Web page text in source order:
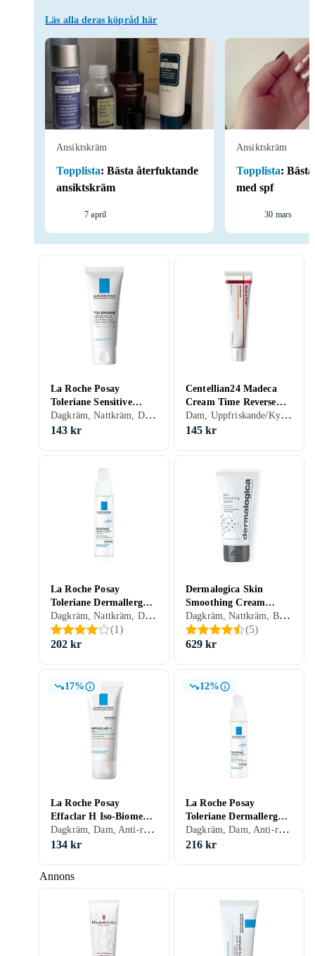
Annons
Läs alla deras köpråd här
Ansiktskräm
Topplista: Bästa återfuktande
ansiktskräm
7 april
Ansiktskräm
Topplista:
med spf
30 mars
La Roche Posay
Toleriane Sensitive
Creme 40ml
Dagkräm, Nattkräm, Dam, Herr, Avslappnande, Mjukgörande, Uppfriskande/Kylande, Återfuktande, Regenererande, Lugnande, Torr, Känslig
143 kr
Centellian24 Madeca
Cream Time Reverse
Fuktkräm 50ml
Dam, Uppfriskande/Kylande, Återfuktande, Uppstramande, Regenererande, Lugnande, Mogen
145 kr
La Roche Posay
Toleriane Dermallergo
Cream 40ml
Dagkräm, Nattkräm, Dam, Herr, Anti-redness, Anti-blemish, Avslappnande, Uppfriskande/Kylande, Återfuktande, Antioxidant, Regenererande, Närande, Oljefri, Lugnande, Torr, Känslig
(1)
202 kr
Dermalogica Skin
Smoothing Cream
100ml
Dagkräm, Nattkräm, BB-cream, CC-cream, Dam, Mjukgörande, Rengörande, Uppfriskande/Kylande, Återfuktande, Lyster, Motverkar rynkor, Antioxidant, Uppstramande, Balanserande, Närande, Lugnande, Halskräm, Normal, Blandad, Torr, Alla, Mogen
(5)
629 kr
17%
La Roche Posay
Effaclar H Iso-Biome
Moisturizer 40ml
Dagkräm, Dam, Anti-redness, Anti-blemish, Rengörande, Uppfriskande/Kylande, Återfuktande, Regenererande, Balanserande, Lugnande, Torr, Fet, Känslig
134 kr
12%
La Roche Posay
Toleriane Dermallergo
Fluid 40ml
Dagkräm, Dam, Anti-redness, Uppfriskande/Kylande, Återfuktande, Regenererande, Lugnande, Känslig, Mogen
216 kr